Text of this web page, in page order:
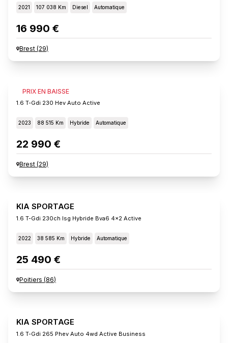
2021 107 038 Km Diesel Automatique
16 990 €
Brest (29)
PRIX EN BAISSE
KIA SPORTAGE
1.6 T-Gdi 230 Hev Auto Active
2023 88 515 Km Hybride Automatique
22 990 €
Brest (29)
KIA SPORTAGE
1.6 T-Gdi 230ch Isg Hybride Bva6 4x2 Active
2022 38 585 Km Hybride Automatique
25 490 €
Poitiers (86)
KIA SPORTAGE
1.6 T-Gdi 265 Phev Auto 4wd Active Business